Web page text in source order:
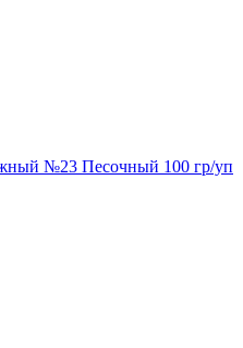
№23 Песочный 100 гр/уп